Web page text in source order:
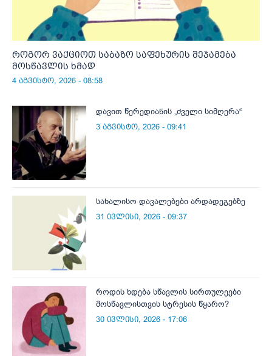
როგორ ვაქციოთ საბაზო საფეხურის შეჯამება
მოსწავლის ხმად
4 აგვისტო, 2026 - 08:58
დავით წერედიანის „ძველი სიმღერა“
3 აგვისტო, 2026 - 09:41
სახალისო დავალებები არდადეგებზე
31 ივლისი, 2026 - 09:37
როდის ხდება სწავლის სირთულეები
მოსწავლისთვის სტრესის წყარო?
30 ივლისი, 2026 - 17:06